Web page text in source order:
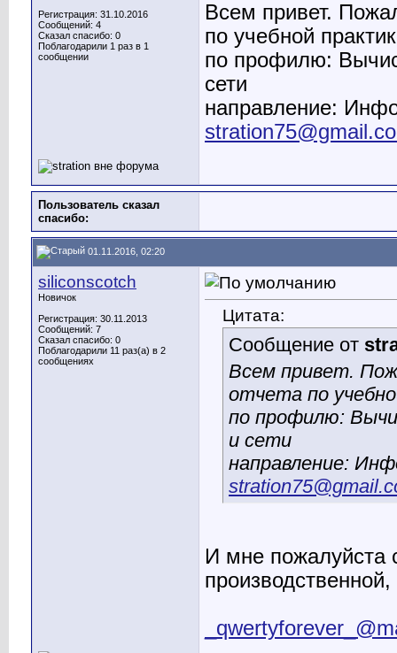
Регистрация: 31.10.2016
Сообщений: 4
Сказал спасибо: 0
Поблагодарили 1 раз в 1
сообщении
Всем привет.
по учебной
по профилю:
сети
направление:
Пользователь сказал
cпасибо:
01.11.2016, 02:20
siliconscotch
Новичок
Регистрация: 30.11.2013
Сообщений: 7
Сказал спасибо: 0
Поблагодарили 11 раз(а) в 2
сообщениях
Цитата:
Сообщение от
Всем привет.
отчета по
по профилю:
и сети
направление:
И мне пожалуйста